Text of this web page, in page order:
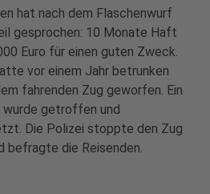
hat nach dem Flaschenwurf
gesprochen: 10 Monate Haft
Euro für einen guten Zweck.
vor einem Jahr betrunken
fahrenden Zug geworfen. Ein
wurde getroffen und
Die Polizei stoppte den Zug
befragte die Reisenden.